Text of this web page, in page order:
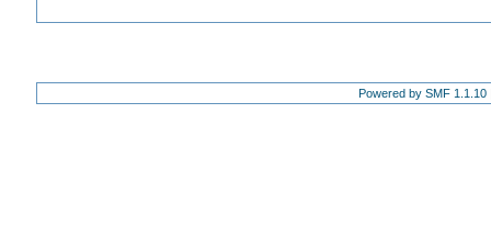
Powered by SMF 1.1.10